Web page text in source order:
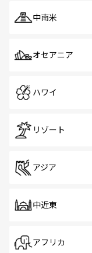
中南米
オセアニア
ハワイ
リゾート
アジア
中近東
アフリカ